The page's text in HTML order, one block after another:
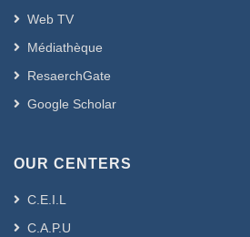
Web TV
Médiathèque
ResaerchGate
Google Scholar
OUR CENTERS
C.E.I.L
C.A.P.U